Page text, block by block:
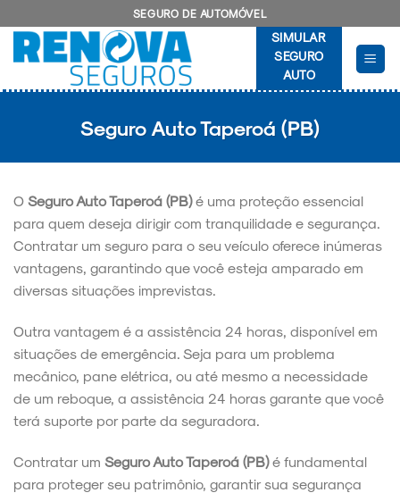
to
content
SEGURO DE AUTOMÓVEL
SIMULAR
SEGURO
AUTO
Seguro Auto Taperoá (PB)
O Seguro Auto Taperoá (PB)é uma proteção essencial
para quem deseja dirigir com tranquilidade e segurança.
Contratar um seguro para o seu veículo oferece inúmeras
vantagens, garantindo que você esteja amparado em
diversas situações imprevistas.
Outra vantagem é a assistência 24 horas, disponível em
situações de emergência. Seja para um problema
mecânico, pane elétrica, ou até mesmo a necessidade
de um reboque, a assistência 24 horas garante que você
terá suporte por parte da seguradora.
Contratar um Seguro Auto Taperoá (PB)é fundamental
para proteger seu patrimônio, garantir sua segurança